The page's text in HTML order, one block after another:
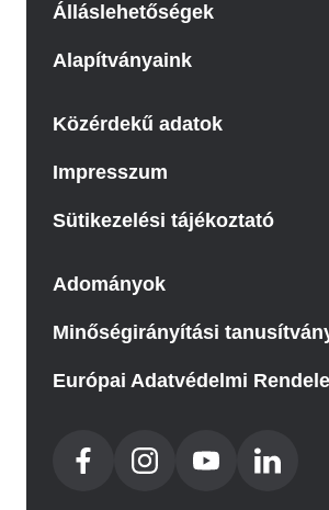
Álláslehetőségek
Alapítványaink
Közérdekű adatok
Impresszum
Sütikezelési tájékoztató
Adományok
Minőségirányítási
Európai Adatvédelmi